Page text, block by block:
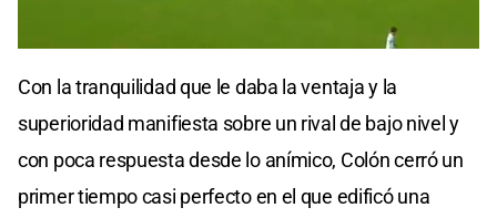
of
seconds
Con la tranquilidad que le daba la ventaja y la
superioridad manifiesta sobre un rival de bajo nivel y
con poca respuesta desde lo anímico, Colón cerró un
primer tiempo casi perfecto en el que edificó una